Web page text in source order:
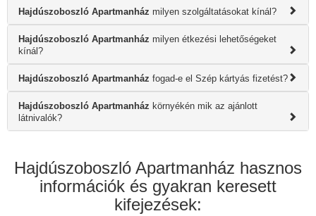
Hajdúszoboszló Apartmanház milyen szolgáltatásokat kínál?
Hajdúszoboszló Apartmanház milyen étkezési lehetőségeket
kínál?
Hajdúszoboszló Apartmanház fogad-e el Szép kártyás fizetést?
Hajdúszoboszló Apartmanház környékén mik az ajánlott
látnivalók?
Hajdúszoboszló Apartmanház hasznos
információk és gyakran keresett
kifejezések: